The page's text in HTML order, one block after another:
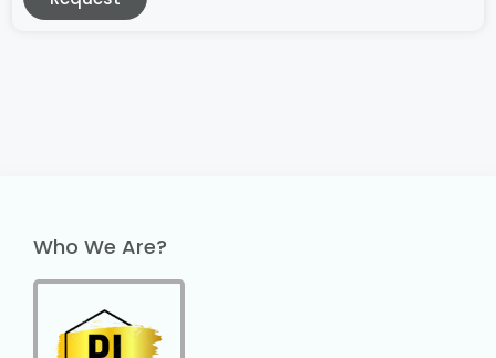
Who We Are?